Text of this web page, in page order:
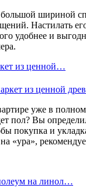
шириной
Настилать
удобнее и
из ценной…
уже в
пол? Вы
покупка и
«ура»,
на линол…